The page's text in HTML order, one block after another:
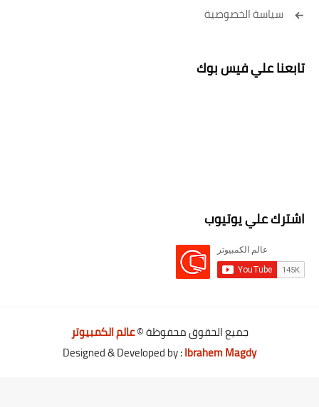
سياسة الخصوصية
تابعنا علي فيس بوك
اشترك علي يوتيوب
جميع الحقوق محفوظة ©عالم الكمبيوتر
Designed & Developed by :Ibrahem Magdy